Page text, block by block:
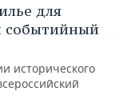
для
событийный
исторического